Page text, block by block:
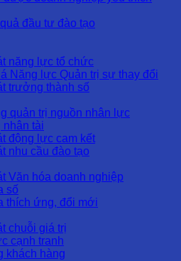
đầu tư đào tạo
năng lực tổ chức
Năng lực Quản trị sự thay đổi
trưởng thành số
quản trị nguồn nhân lực
nhân tài
động lực cam kết
nhu cầu đào tạo
Văn hóa doanh nghiệp
số
thích ứng, đổi mới
chuỗi giá trị
cạnh tranh
khách hàng